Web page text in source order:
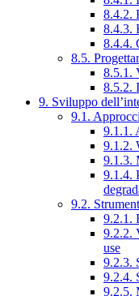
8.4.2.
8.4.3.
8.4.4.
8.5.
8.5.1.
8.5.2.
9. Sviluppo
9.1.
9.1.1.
9.1.2.
9.1.3.
9.1.4.
9.2.
9.2.1.
9.2.2.
use
9.2.3.
9.2.4.
9.2.5.